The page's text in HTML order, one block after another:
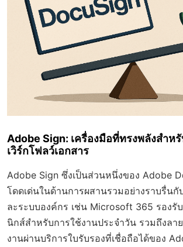
Adobe Sign: เครื่องมือที่ทรงพลังสำห
เวิร์กโฟลว์เอกสาร
Adobe Sign ซึ่งเป็นส่วนหนึ่งของ Adobe
โดดเด่นในด้านการผสานรวมอย่างราบรื่นกั
ละระบบองค์กร เช่น Microsoft 365 รองรั
นิกส์สำหรับการใช้งานประจำวัน รวมถึงลา
งานผ่านบริการใบรับรองที่เชื่อถือได้ของ